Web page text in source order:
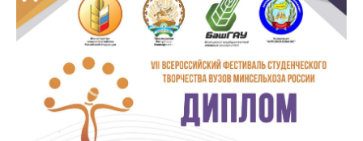
Материально-техническое
обеспечение и оснащенность
образовательного процесса
Стипендии и меры поддержки
обучающихся